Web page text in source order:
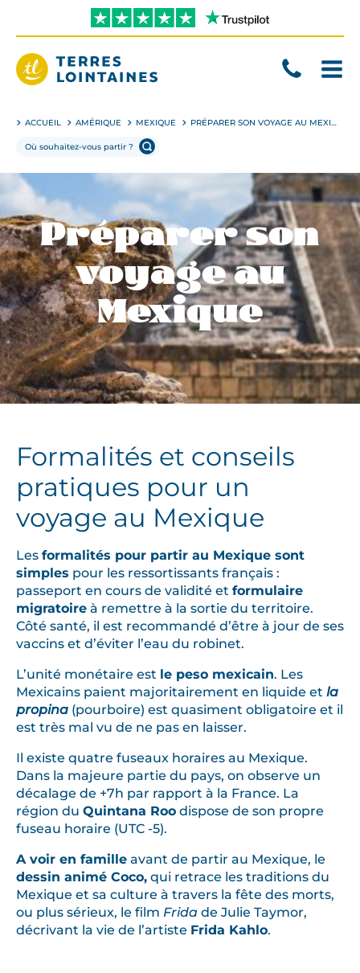
directement
contenu
ACCUEIL AMÉRIQUE MEXIQUE PRÉPARER SON VOYAGE AU MEXIQUE
Préparer son
voyage au
Mexique
Formalités et conseils
pratiques pour un
voyage au Mexique
Les formalités pour partir au Mexique sont
simples pour les ressortissants français :
passeport en cours de validité et formulaire
migratoire à remettre à la sortie du territoire.
Côté santé, il est recommandé d’être à jour de ses
vaccins et d’éviter l’eau du robinet.
L’unité monétaire est le peso mexicain. Les
Mexicains paient majoritairement en liquide et la
propina (pourboire) est quasiment obligatoire et il
est très mal vu de ne pas en laisser.
Il existe quatre fuseaux horaires au Mexique.
Dans la majeure partie du pays, on observe un
décalage de +7h par rapport à la France. La
région du Quintana Roo dispose de son propre
fuseau horaire (UTC -5).
A voir en famille avant de partir au Mexique, le
dessin animé Coco, qui retrace les traditions du
Mexique et sa culture à travers la fête des morts,
ou plus sérieux, le film Frida de Julie Taymor,
décrivant la vie de l’artiste Frida Kahlo.